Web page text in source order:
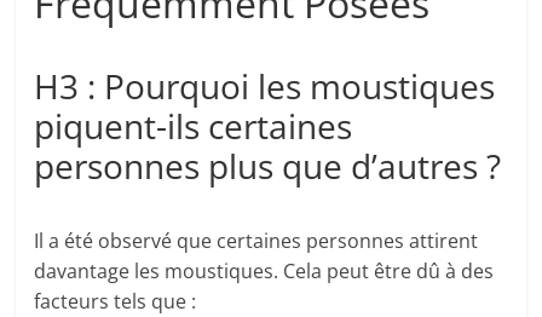
H3 : Pourquoi les moustiques
piquent-ils certaines
personnes plus que d’autres ?
Il a été observé que certaines personnes attirent
davantage les moustiques. Cela peut être dû à des
facteurs tels que :